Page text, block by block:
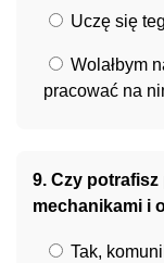
Uczę się
Wolałbym
pracować na
9. Czy potrafisz
mechanikami i
Tak,